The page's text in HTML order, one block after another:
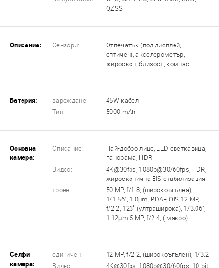
QZSS
Описание: Сензори:
Отпечатък (под дисплей,
оптичен), акселерометър,
жироскоп, близост, компас
Батерия: зареждане:
45W кабел
Тип:
5000 mAh
Основна
камера:
Описание:
Най-добро лице, LED светкавица,
панорама, HDR
Видео:
4K@30fps, 1080p@30/60fps, HDR,
жироскопична EIS стабилизация
троен:
50 MP, f/1.8, (широкоъгълна),
1/1.56", 1.0µm, PDAF, OIS 12 MP,
f/2.2, 123˚ (ултраширока), 1/3.06",
1.12µm 5 MP, f/2.4, ( макро)
Селфи
камера:
единичен:
12 MP, f/2.2, (широкоъгълен), 1/3.2
Видео:
4K@30fps, 1080p@30/60fps, 10-bit